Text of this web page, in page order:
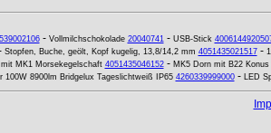
- Vollmilchschokolade 20040741- USB-Stick
Stopfen, Buche, geölt, Kopf kugelig, 13,8/14,2 mm 4051435021517-
MK1 Morsekegelschaft 4051435046152- MK5 Dorn mit B22
100W 8900lm Bridgelux Tageslichtweiß IP65 4260339999000- LED